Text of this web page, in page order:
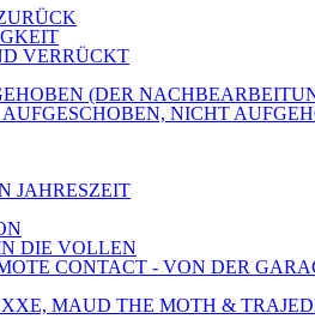
VERRÜCKT
(DER
NICHT
JAHRESZEIT
DIE VOLLEN
CONTACT - VON DER
MAUD THE MOTH &